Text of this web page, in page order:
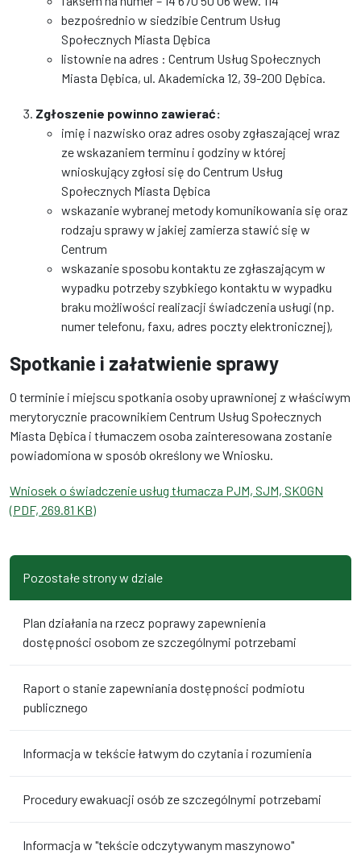
bezpośrednio w siedzibie Centrum Usług
Społecznych Miasta Dębica
listownie na adres : Centrum Usług Społecznych
Miasta Dębica, ul. Akademicka 12, 39-200 Dębica.
Zgłoszenie powinno zawierać:
imię i nazwisko oraz adres osoby zgłaszającej wraz
ze wskazaniem terminu i godziny w której
wnioskujący zgłosi się do Centrum Usług
Społecznych Miasta Dębica
wskazanie wybranej metody komunikowania się oraz
rodzaju sprawy w jakiej zamierza stawić się w
Centrum
wskazanie sposobu kontaktu ze zgłaszającym w
wypadku potrzeby szybkiego kontaktu w wypadku
braku możliwości realizacji świadczenia usługi (np.
numer telefonu, faxu, adres poczty elektronicznej),
Spotkanie i załatwienie sprawy
O terminie i miejscu spotkania osoby uprawnionej z właściwym
merytorycznie pracownikiem Centrum Usług Społecznych
Miasta Dębica i tłumaczem osoba zainteresowana zostanie
powiadomiona w sposób określony we Wniosku.
Wniosek o świadczenie usług tłumacza PJM, SJM, SKOGN
(PDF, 269.81 KB)
Pozostałe strony w dziale
Plan działania na rzecz poprawy zapewnienia
dostępności osobom ze szczególnymi potrzebami
Raport o stanie zapewniania dostępności podmiotu
publicznego
Informacja w tekście łatwym do czytania i rozumienia
Procedury ewakuacji osób ze szczególnymi potrzebami
Informacja w "tekście odczytywanym maszynowo"